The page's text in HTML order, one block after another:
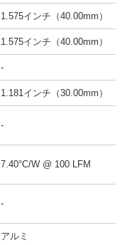
1.575インチ（40.00mm）
1.575インチ（40.00mm）
-
1.181インチ（30.00mm）
-
7.40°C/W @ 100 LFM
-
アルミ